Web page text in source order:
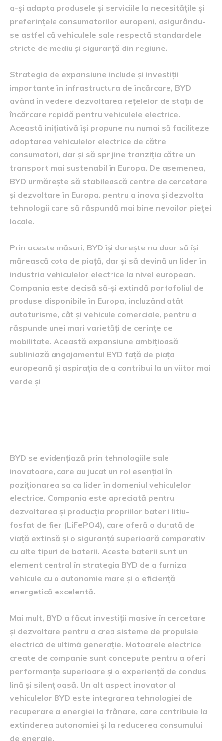
a-și adapta produsele și serviciile la necesitățile și
preferințele consumatorilor europeni, asigurându-
se astfel că vehiculele sale respectă standardele
stricte de mediu și siguranță din regiune.
Strategia de expansiune include și investiții
importante în infrastructura de încărcare, BYD
având în vedere dezvoltarea rețelelor de stații de
încărcare rapidă pentru vehiculele electrice.
Această inițiativă își propune nu numai să faciliteze
adoptarea vehiculelor electrice de către
consumatori, dar și să sprijine tranziția către un
transport mai sustenabil în Europa. De asemenea,
BYD urmărește să stabilească centre de cercetare
și dezvoltare în Europa, pentru a inova și dezvolta
tehnologii care să răspundă mai bine nevoilor pieței
locale.
Prin aceste măsuri, BYD își dorește nu doar să își
mărească cota de piață, dar și să devină un lider în
industria vehiculelor electrice la nivel european.
Compania este decisă să-și extindă portofoliul de
produse disponibile în Europa, incluzând atât
autoturisme, cât și vehicule comerciale, pentru a
răspunde unei mari varietăți de cerințe de
mobilitate. Această expansiune ambițioasă
subliniază angajamentul BYD față de piața
europeană și aspirația de a contribui la un viitor mai
verde și
BYD se evidențiază prin tehnologiile sale
inovatoare, care au jucat un rol esențial în
poziționarea sa ca lider în domeniul vehiculelor
electrice. Compania este apreciată pentru
dezvoltarea și producția propriilor baterii litiu-
fosfat de fier (LiFePO4), care oferă o durată de
viață extinsă și o siguranță superioară comparativ
cu alte tipuri de baterii. Aceste baterii sunt un
element central în strategia BYD de a furniza
vehicule cu o autonomie mare și o eficiență
energetică excelentă.
Mai mult, BYD a făcut investiții masive în cercetare
și dezvoltare pentru a crea sisteme de propulsie
electrică de ultimă generație. Motoarele electrice
create de companie sunt concepute pentru a oferi
performanțe superioare și o experiență de condus
lină și silențioasă. Un alt aspect inovator al
vehiculelor BYD este integrarea tehnologiei de
recuperare a energiei la frânare, care contribuie la
extinderea autonomiei și la reducerea consumului
de energie.